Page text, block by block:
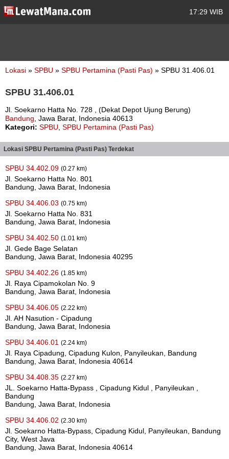
17:29 WIB
Lokasi » SPBU » SPBU Pertamina (Pasti Pas) » SPBU 31.406.01
SPBU 31.406.01
Jl. Soekarno Hatta No. 728 , (Dekat Depot Ujung Berung)
Bandung , Jawa Barat, Indonesia 40613
Kategori: SPBU SPBU Pertamina (Pasti Pas)
Lokasi SPBU Pertamina (Pasti Pas) Terdekat
SPBU 34.402.09 (0.27 km)
Jl. Soekarno Hatta No. 801
Bandung, Jawa Barat, Indonesia
SPBU 34.406.03 (0.75 km)
Jl. Soekarno Hatta No. 831
Bandung, Jawa Barat, Indonesia
SPBU 34.402.50 (1.01 km)
Jl. Gede Bage Selatan
Bandung, Jawa Barat, Indonesia 40295
SPBU 34.402.26 (1.85 km)
Jl. Raya Cipamokolan No. 9
Bandung, Jawa Barat, Indonesia
SPBU 34.406.05 (2.22 km)
Jl. AH Nasution - Cipadung
Bandung, Jawa Barat, Indonesia
SPBU 34.406.01 (2.24 km)
Jl. Raya Cipadung, Cipadung Kulon, Panyileukan, Bandung
Bandung, Jawa Barat, Indonesia 40614
SPBU 34.408.35 (2.27 km)
JL. Soekarno Hatta-Bypass , Cipadung Kidul , Panyileukan ,
Bandung
Bandung, Jawa Barat, Indonesia
SPBU 34.406.02 (2.30 km)
Jl. Soekarno Hatta-Bypass, Cipadung Kidul, Panyileukan, Bandung
City, West Java
Bandung, Jawa Barat, Indonesia 40614